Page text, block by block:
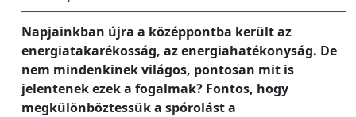
Napjainkban újra a középpontba került az
energiatakarékosság, az energiahatékonyság. De
nem mindenkinek világos, pontosan mit is
jelentenek ezek a fogalmak? Fontos, hogy
megkülönböztessük a spórolást a